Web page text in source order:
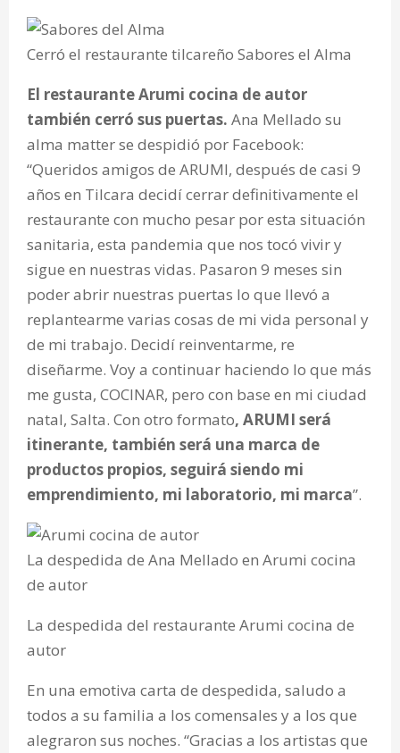
Cerró el restaurante tilcareño Sabores el Alma
El restaurante Arumi cocina de autor
también cerró sus puertas. Ana Mellado su
alma matter se despidió por Facebook:
“Queridos amigos de ARUMI, después de casi 9
años en Tilcara decidí cerrar definitivamente el
restaurante con mucho pesar por esta situación
sanitaria, esta pandemia que nos tocó vivir y
sigue en nuestras vidas. Pasaron 9 meses sin
poder abrir nuestras puertas lo que llevó a
replantearme varias cosas de mi vida personal y
de mi trabajo. Decidí reinventarme, re
diseñarme. Voy a continuar haciendo lo que más
me gusta, COCINAR, pero con base en mi ciudad
natal, Salta. Con otro formato, ARUMI será
itinerante, también será una marca de
productos propios, seguirá siendo mi
emprendimiento, mi laboratorio, mi marca”.
La despedida de Ana Mellado en Arumi cocina
de autor
La despedida del restaurante Arumi cocina de
autor
En una emotiva carta de despedida, saludo a
todos a su familia a los comensales y a los que
alegraron sus noches. “Gracias a los artistas que